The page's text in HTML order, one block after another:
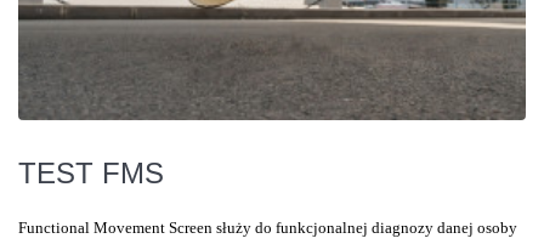
TEST FMS
Functional Movement Screen służy do funkcjonalnej diagnozy danej osoby